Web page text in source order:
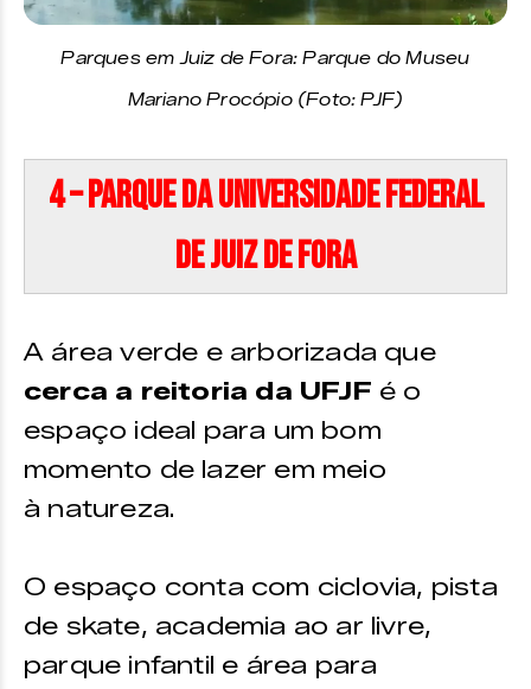
Parques em Juiz de Fora: Parque do Museu
Mariano Procópio (Foto: PJF)
4 – Parque da Universidade Federal
de Juiz de Fora
A área verde e arborizada que
cerca a reitoria da UFJF é o
espaço ideal para um bom
momento de lazer em meio
à natureza.
O espaço conta com ciclovia, pista
de skate, academia ao ar livre,
parque infantil e área para